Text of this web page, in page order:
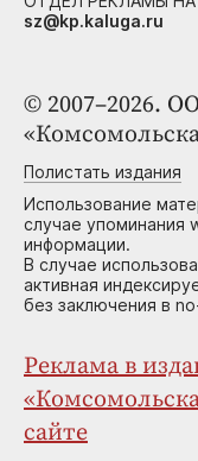
© 2007–2026.
Полистать издания
Использование
случае упоминания
информации.
В случае
активная
без заключения в
Реклама в
сайте
sz@kp.kaluga.ru